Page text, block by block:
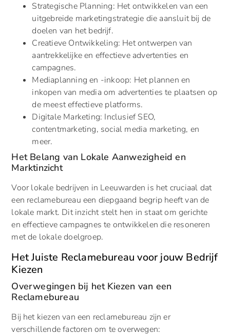
Strategische Planning: Het ontwikkelen van een
uitgebreide marketingstrategie die aansluit bij de
doelen van het bedrijf.
Creatieve Ontwikkeling: Het ontwerpen van
aantrekkelijke en effectieve advertenties en
campagnes.
Mediaplanning en -inkoop: Het plannen en
inkopen van media om advertenties te plaatsen op
de meest effectieve platforms.
Digitale Marketing: Inclusief SEO,
contentmarketing, social media marketing, en
meer.
Het Belang van Lokale Aanwezigheid en
Marktinzicht
Voor lokale bedrijven in Leeuwarden is het cruciaal dat
een reclamebureau een diepgaand begrip heeft van de
lokale markt. Dit inzicht stelt hen in staat om gerichte
en effectieve campagnes te ontwikkelen die resoneren
met de lokale doelgroep.
Het Juiste Reclamebureau voor jouw Bedrijf
Kiezen
Overwegingen bij het Kiezen van een
Reclamebureau
Bij het kiezen van een reclamebureau zijn er
verschillende factoren om te overwegen: